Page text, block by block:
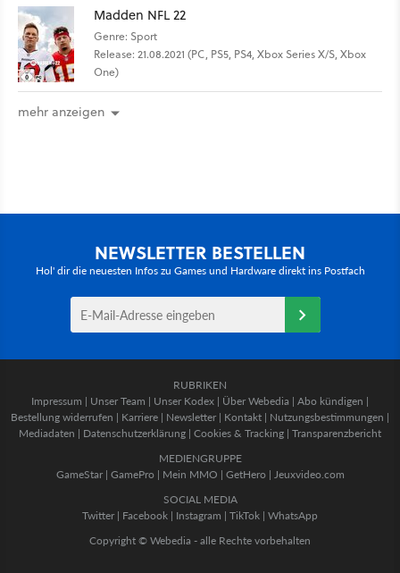
Madden NFL 22
Genre: Sport
Release: 21.08.2021 (PC, PS5, PS4, Xbox Series X/S, Xbox
One)
mehr anzeigen
NEWSLETTER BESTELLEN
Hol' dir die neuesten Infos zu Games und Hardware direkt ins Postfach
RUBRIKEN
Impressum | Unser Team | Unser Kodex | Über Webedia | Abo kündigen |
Bestellung widerrufen | Karriere | Newsletter | Kontakt | Nutzungsbestimmungen |
Mediadaten | Datenschutzerklärung | Cookies & Tracking | Transparenzbericht
MEDIENGRUPPE
GameStar| GamePro | Mein MMO | GetHero | Jeuxvideo.com
SOCIAL MEDIA
Twitter | Facebook | Instagram | TikTok | WhatsApp
Copyright © Webedia - alle Rechte vorbehalten